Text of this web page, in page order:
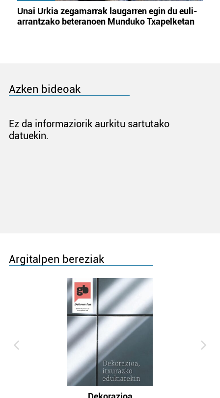
Unai Urkia zegamarrak laugarren egin du euli-
arrantzako beteranoen Munduko Txapelketan
Azken bideoak
Ez da informaziorik aurkitu sartutako
datuekin.
Argitalpen bereziak